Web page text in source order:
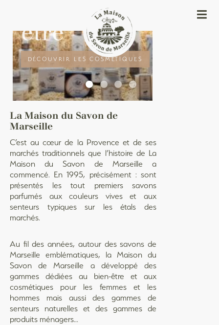
être
DÉCOUVRIR LES COSMÉTIQUES
artisanaux
La Maison du Savon de
Marseille
C’est au cœur de la Provence et de ses
marchés traditionnels que l’histoire de La
Maison du Savon de Marseille a
commencé. En 1995, précisément : sont
présentés les tout premiers savons
parfumés aux couleurs vives et aux
senteurs typiques sur les étals des
marchés.
Au fil des années, autour des savons de
Marseille emblématiques, la Maison du
Savon de Marseille a développé des
gammes dédiées au bien-être et aux
cosmétiques pour les femmes et les
hommes mais aussi des gammes de
senteurs naturelles et des gammes de
produits ménagers...